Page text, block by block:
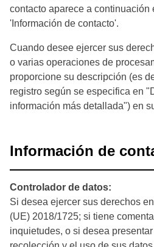
contacto aparece a continuación
'Información de contacto'.
Cuando desee ejercer sus
o varias operaciones de
proporcione su descripción (es
registro según se especifica en
información más detallada") en
Información de
Controlador de datos:
Si desea ejercer sus derechos
(UE) 2018/1725; si tiene
inquietudes, o si desea